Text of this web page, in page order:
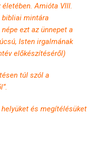
Amióta VIII.
bibliai mintára
ezt az ünnepet a
Isten irgalmának
előkészítéséről)
túl szól a
és megítélésüket